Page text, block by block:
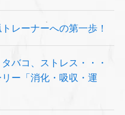
レーナーへの第一歩！
バコ、ストレス・・・
ー「消化・吸収・運